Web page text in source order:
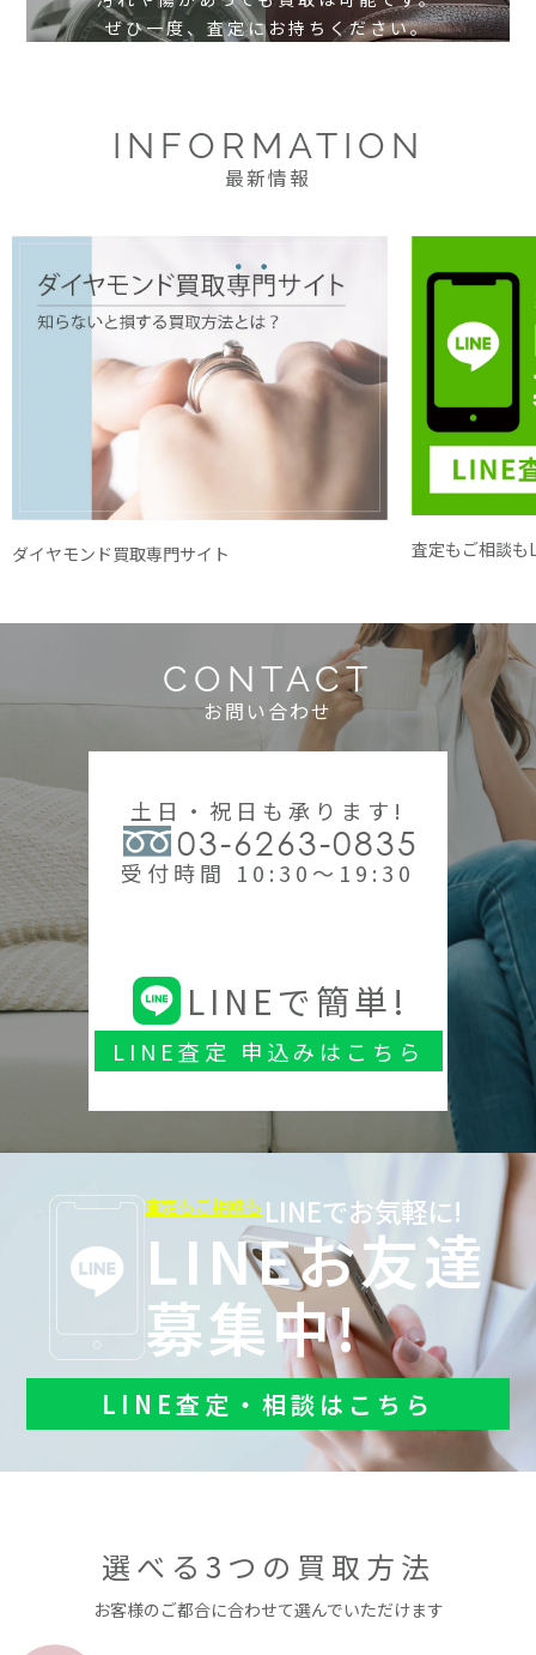
ぜひ一度、査定にお持ちください。
INFORMATION
最新情報
ダイヤモンド買取専門サイト 査定もご相談も
CONTACT
お問い合わせ
土日・祝日も承ります!
03-6263-0835
受付時間 10:30～19:30
LINEで簡単!
LINE査定 申込みはこちら
査定もご相談も LINEでお気軽に!
LINEお友達
募集中!
LINE査定・相談はこちら
選べる3つの買取方法
お客様のご都合に合わせて選んでいただけます